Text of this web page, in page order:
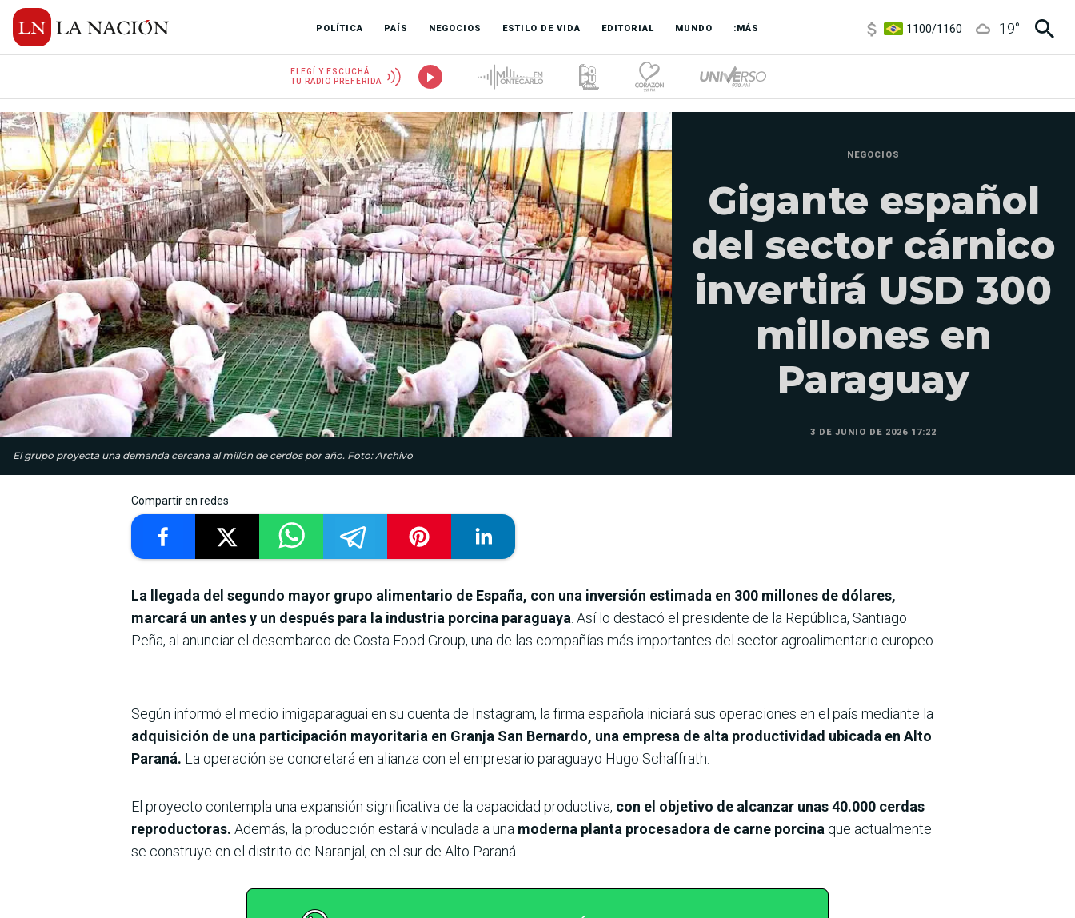
POLÍTICA PAÍS NEGOCIOS ESTILO DE VIDA EDITORIAL MUNDO :MÁS
3,8/4
6850/7200
19°
ELEGÍ Y ESCUCHÁ
TU RADIO PREFERIDA
El grupo proyecta una demanda cercana al millón de cerdos por año. Foto: Archivo
NEGOCIOS
Gigante español
del sector cárnico
invertirá USD 300
millones en
Paraguay
3 DE JUNIO DE 2026 17:22
Compartir en redes
La llegada del segundo mayor grupo alimentario de España, con una inversión estimada en 300 millones de dólares,
marcará un antes y un después para la industria porcina paraguaya . Así lo destacó el presidente de la República, Santiago
Peña, al anunciar el desembarco de Costa Food Group, una de las compañías más importantes del sector agroalimentario europeo.
Según informó el medio imigaparaguai en su cuenta de Instagram, la firma española iniciará sus operaciones en el país mediante la
adquisición de una participación mayoritaria en Granja San Bernardo, una empresa de alta productividad ubicada en Alto
Paraná. La operación se concretará en alianza con el empresario paraguayo Hugo Schaffrath.
El proyecto contempla una expansión significativa de la capacidad productiva, con el objetivo de alcanzar unas 40.000 cerdas
reproductoras. Además, la producción estará vinculada a una moderna planta procesadora de carne porcina que actualmente
se construye en el distrito de Naranjal, en el sur de Alto Paraná.